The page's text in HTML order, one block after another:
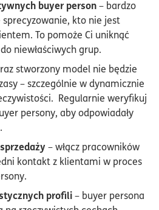
buyer person– bardzo
kto nie jest
To pomoże Ci uniknąć
niewłaściwych grup.
stworzony model nie będzie
– szczególnie w dynamicznie
Regularnie weryfikuj
persony, aby odpowiadały
– włącz pracowników
kontakt z klientami w proces
profili– buyer persona